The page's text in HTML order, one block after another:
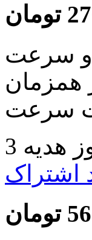
تومان
و سرعت
همزمان
سرعت
هدیه
اشتراک
تومان